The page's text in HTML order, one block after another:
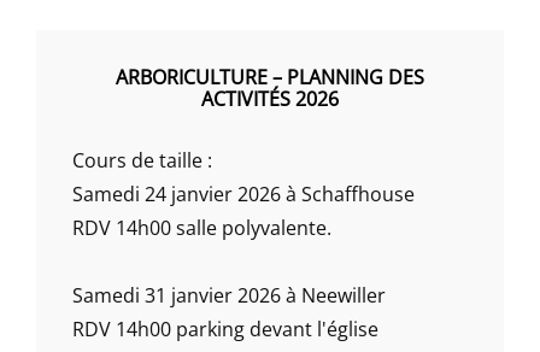
ARBORICULTURE – PLANNING DES
ACTIVITÉS 2026
Cours de taille :
Samedi 24 janvier 2026 à Schaffhouse
RDV 14h00 salle polyvalente.
Samedi 31 janvier 2026 à Neewiller
RDV 14h00 parking devant l'église